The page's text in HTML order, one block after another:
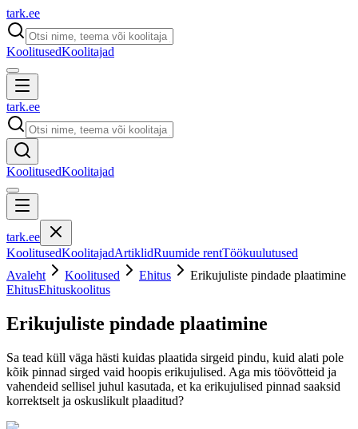
tark.ee
KoolitusedKoolitajad
tark.ee
KoolitusedKoolitajad
tark.ee
KoolitusedKoolitajadArtiklidRuumide rentTöökuulutused
Avaleht
Koolitused Ehitus
Erikujuliste pindade plaatimine
EhitusEhituskoolitus
Erikujuliste pindade plaatimine
Sa tead küll väga hästi kuidas plaatida sirgeid pindu, kuid alati pole
kõik pinnad sirged vaid hoopis erikujulised. Aga mis töövõtteid ja
vahendeid sellisel juhul kasutada, et ka erikujulised pinnad saaksid
korrektselt ja oskuslikult plaaditud?